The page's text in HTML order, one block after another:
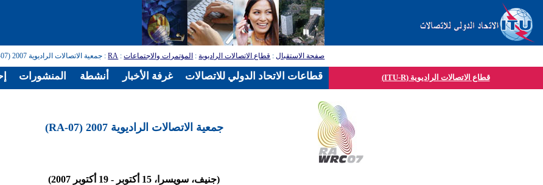
صفحة الاستقبال: قطاع الاتصالات الراديوية: المؤتمرات والاجتماعات:
RA: جمعية الاتصالات الراديوية 2007 (RA-07)
قطاع الاتصالات الراديوية (ITU-R)
جمعية الاتصالات الراديوية 2007 (RA-07)
(جنيف، سويسرا، 15 أكتوبر - 19 أكتوبر 2007)
المنشورات أنشطة غرفة الأخبار قطاعات الاتحاد الدولي للاتصالات